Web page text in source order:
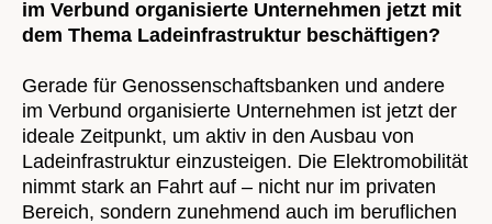
im Verbund organisierte Unternehmen jetzt mit
dem Thema Ladeinfrastruktur beschäftigen?
Gerade für Genossenschaftsbanken und andere
im Verbund organisierte Unternehmen ist jetzt der
ideale Zeitpunkt, um aktiv in den Ausbau von
Ladeinfrastruktur einzusteigen. Die Elektromobilität
nimmt stark an Fahrt auf – nicht nur im privaten
Bereich, sondern zunehmend auch im beruflichen